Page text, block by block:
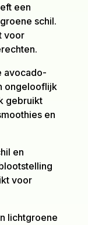
een
schil.
voor
avocado-
ongelooflijk
gebruikt
en
en
voor
lichtgroene